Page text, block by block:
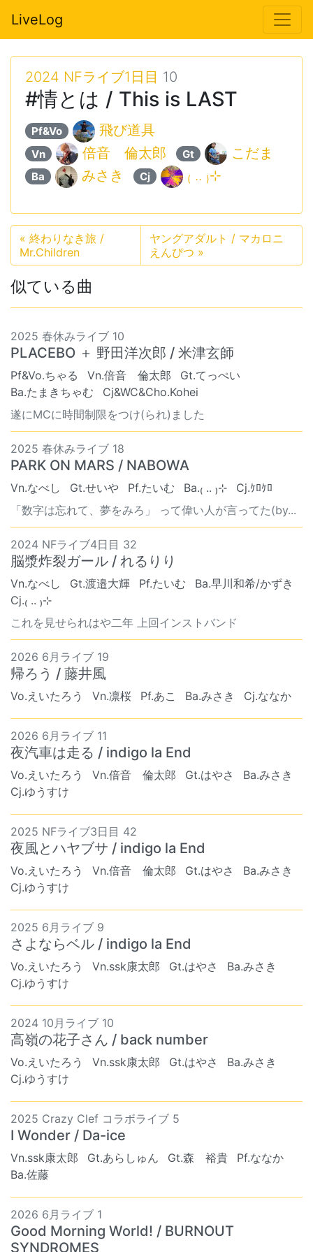
LiveLog
2024 NFライブ1日目 10
#情とは / This is LAST
Pf&Vo 飛び道具
Vn 倍音 倫太郎 Gt こだま
Ba みさき Cj ₍ .. ₎⊹
« 終わりなき旅 /
Mr.Children
ヤングアダルト / マカロニ
えんぴつ »
似ている曲
2025 春休みライブ 10
PLACEBO ＋ 野田洋次郎 / 米津玄師
Pf&Vo.ちゃる Vn.倍音 倫太郎
Gt.てっぺい
Ba.たまきちゃむ
Cj&WC&Cho.Kohei
遂にMCに時間制限をつけ(られ)ました
2025 春休みライブ 18
PARK ON MARS / NABOWA
Vn.なべし Gt.せいや Pf.たいむ Ba.₍ .. ₎⊹
Cj.ｹﾛｹﾛ
「数字は忘れて、夢をみろ」 って偉い人が言ってた(by...
2024 NFライブ4日目 32
脳漿炸裂ガール / れるりり
Vn.なべし Gt.渡邉大輝 Pf.たいむ
Ba.早川和希/かずき
Cj.₍ .. ₎⊹
これを見せられはや二年 上回インストバンド
2026 6月ライブ 19
帰ろう / 藤井風
Vo.えいたろう Vn.凛桜 Pf.あこ Ba.みさき Cj.ななか
2026 6月ライブ 11
夜汽車は走る / indigo la End
Vo.えいたろう Vn.倍音 倫太郎 Gt.はやさ
Ba.みさき
Cj.ゆうすけ
2025 NFライブ3日目 42
夜風とハヤブサ / indigo la End
Vo.えいたろう Vn.倍音 倫太郎 Gt.はやさ
Ba.みさき
Cj.ゆうすけ
2025 6月ライブ 9
さよならベル / indigo la End
Vo.えいたろう Vn.ssk康太郎 Gt.はやさ
Ba.みさき
Cj.ゆうすけ
2024 10月ライブ 10
高嶺の花子さん / back number
Vo.えいたろう Vn.ssk康太郎 Gt.はやさ
Ba.みさき
Cj.ゆうすけ
2025 Crazy Clef コラボライブ 5
I Wonder / Da-ice
Vn.ssk康太郎 Gt.あらしゅん Gt.森 裕貴
Pf.ななか
Ba.佐藤
2026 6月ライブ 1
Good Morning World! / BURNOUT
SYNDROMES